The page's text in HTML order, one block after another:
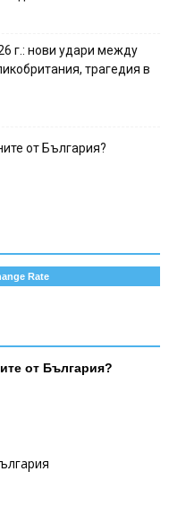
г.: нови удари между
трагедия в
от България?
Rate
от България?